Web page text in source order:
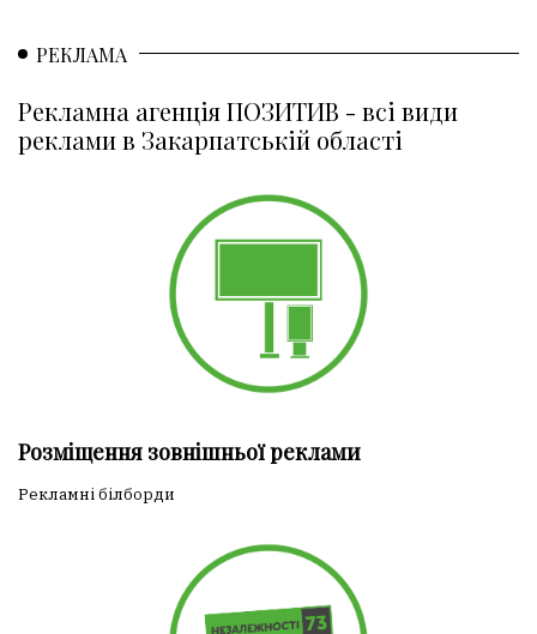
РЕКЛАМА
Рекламна агенція ПОЗИТИВ - всі види
реклами в Закарпатській області
Розміщення зовнішньої реклами
Рекламні білборди